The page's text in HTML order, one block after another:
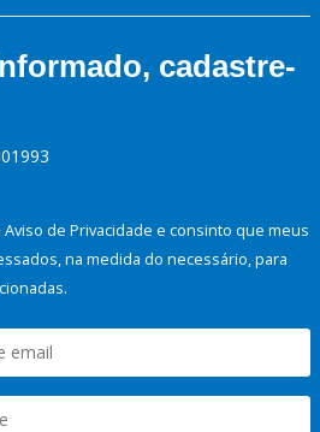
cadastre-
de Privacidade e consinto que meus
na medida do necessário, para